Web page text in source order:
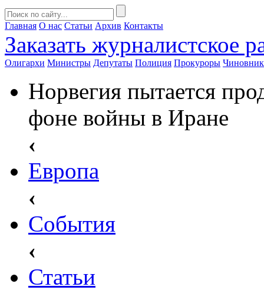
Главная О нас Статьи Архив Контакты
Заказать журналистское
Олигархи Министры Депутаты Полиция Прокуроры
Норвегия пытается
фоне войны в Иране
‹
Европа
‹
События
‹
Статьи